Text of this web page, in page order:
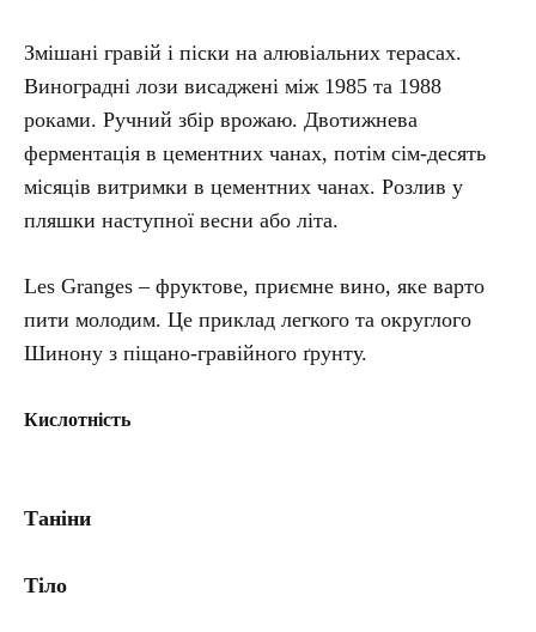
Змішані гравій і піски на алювіальних терасах.
Виноградні лози висаджені між 1985 та 1988
роками. Ручний збір врожаю. Двотижнева
ферментація в цементних чанах, потім сім-десять
місяців витримки в цементних чанах. Розлив у
пляшки наступної весни або літа.
Les Granges – фруктове, приємне вино, яке варто
пити молодим. Це приклад легкого та округлого
Шинону з піщано-гравійного ґрунту.
Кислотність
Таніни
Тіло